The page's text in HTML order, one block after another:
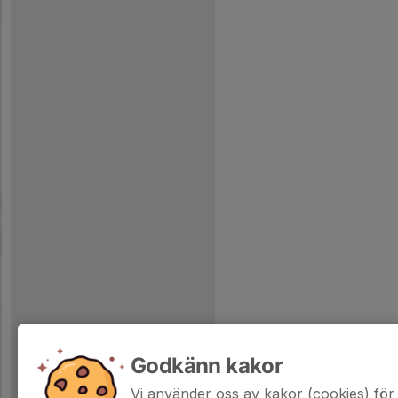
Godkänn kakor
Vi använder oss av kakor (cookies)